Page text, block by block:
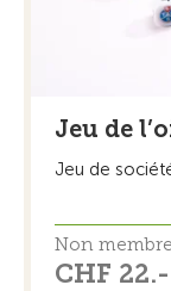
Jeu de
Jeu de
Non membre
CHF 22.-